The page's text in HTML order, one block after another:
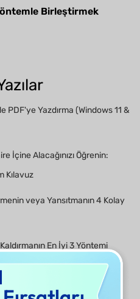
Birleştirmek
Yazdırma (Windows 11 &
İçine Alacağınızı Öğrenin:
Kılavuz
veya Yansıtmanın 4 Kolay
En İyi 3 Yöntemi
Birleştirmek